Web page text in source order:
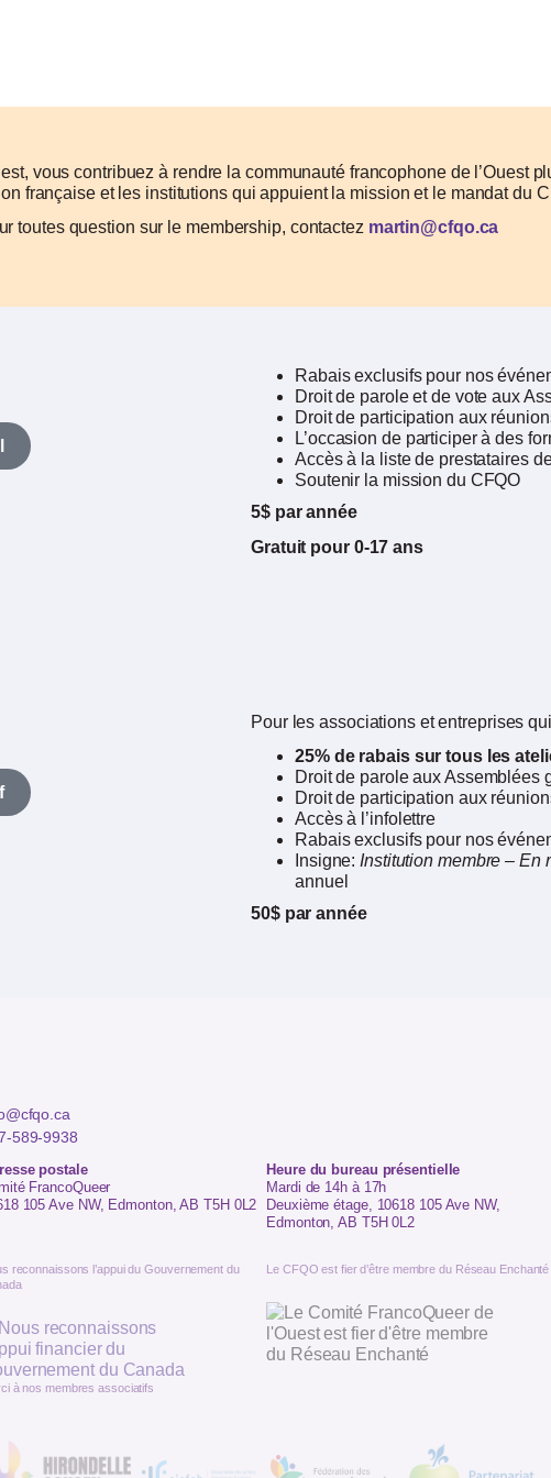
vous contribuez à rendre la communauté francophone de l’Ouest
française et les institutions qui appuient la mission et le mandat du
toutes question sur le membership, contactez martin@cfqo.ca ​
Rabais exclusifs pour nos
Droit de parole et de vote aux
Droit de participation aux
L’occasion de participer à des
Accès à la liste de prestataires
Soutenir la mission du CFQO
5$ par année
Gratuit pour 0-17 ans
Pour les associations et entreprises
25% de rabais sur tous les
Droit de parole aux Assemblées
Droit de participation aux
Accès à l’infolettre
Rabais exclusifs pour nos
Insigne: ​ Institution membre – En
annuel
50$ par année
589-9938
postale
FrancoQueer
105 Ave NW, Edmonton, AB T5H 0L2
Heure du bureau présentielle
Mardi de 14h à 17h
Deuxième étage, 10618 105 Ave NW,
Edmonton, AB T5H 0L2
reconnaissons l’appui du Gouvernement du
Le CFQO est fier d’être membre du Réseau Enchanté
à nos membres associatifs